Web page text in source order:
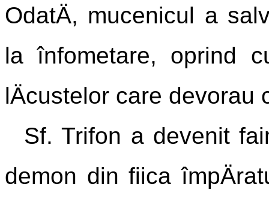
OdatÄ, mucenicul a
la înfometare, oprind
lÄcustelor care devorau
Sf. Trifon a devenit
demon din fiica